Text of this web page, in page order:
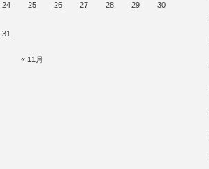
« 11月
24 25 26 27 28 29 30
31